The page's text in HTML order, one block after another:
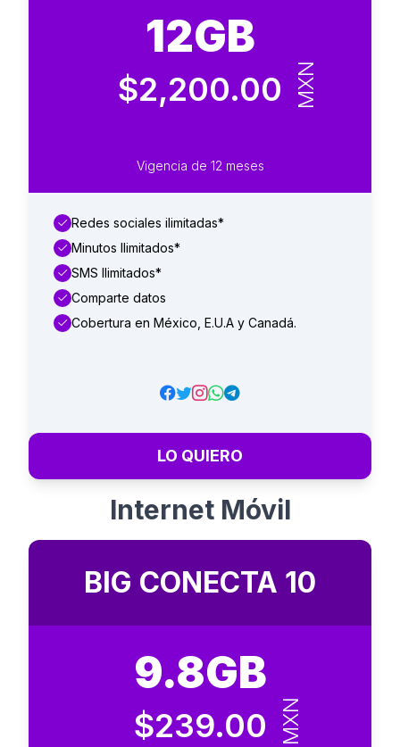
12GB
$2,200.00 MXN
Vigencia de 12 meses
Redes sociales ilimitadas*
Minutos Ilimitados*
SMS Ilimitados*
Comparte datos
Cobertura en México, E.U.A y Canadá.
LO QUIERO
Internet Móvil
BIG CONECTA 10
9.8GB
$239.00 MXN